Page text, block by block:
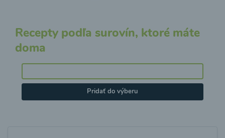
Recepty podľa surovín, ktoré máte
doma
Pridať do výberu